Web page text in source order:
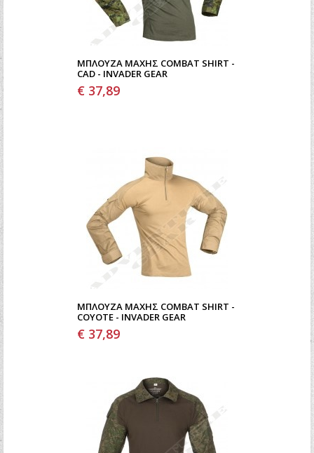
ΜΠΛΟΎΖΑ ΜΆΧΗΣ COMBAT SHIRT -
CAD - INVADER GEAR
€ 37,89
ΜΠΛΟΎΖΑ ΜΆΧΗΣ COMBAT SHIRT -
COYOTE - INVADER GEAR
€ 37,89